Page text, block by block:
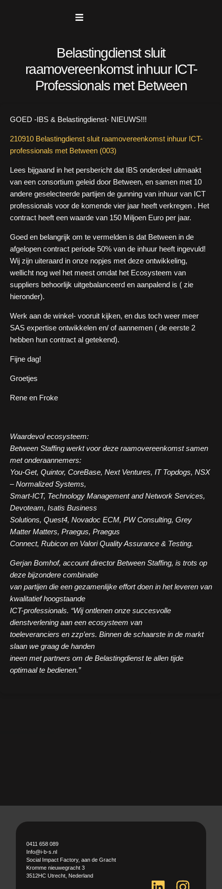
Belastingdienst sluit
raamovereenkomst inhuur ICT-
Professionals met Between
GOED -IBS & Belastingdienst- NIEUWS!!!
210910 Belastingdienst sluit raamovereenkomst inhuur ICT-
professionals met Between (003)
Lees bijgaand in het persbericht dat IBS onderdeel uitmaakt
van een consortium geleid door Between, en samen met 10
andere geselecteerde partijen de gunning van inhuur van ICT
professionals voor de komende vier jaar heeft verkregen . Het
contract heeft een waarde van 150 Miljoen Euro per jaar.
Goed en belangrijk om te vermelden is dat Between in de
afgelopen contract periode 50% van de inhuur heeft ingevuld!
Wij zijn uiteraard in onze nopjes met deze ontwikkeling,
wellicht nog wel het meest omdat het Ecosysteem van
suppliers behoorlijk uitgebalanceerd en aanpalend is ( zie
hieronder).
Werk aan de winkel- vooruit kijken, en dus toch weer meer
SAS expertise ontwikkelen en/ of aannemen ( de eerste 2
hebben hun contract al getekend).
Fijne dag!
Groetjes
Rene en Froke
Waardevol ecosysteem:
Between Staffing werkt voor deze raamovereenkomst samen
met onderaannemers:
You-Get, Quintor, CoreBase, Next Ventures, IT Topdogs, NSX
– Normalized Systems,
Smart-ICT, Technology Management and Network Services,
Devoteam, Isatis Business
Solutions, Quest4, Novadoc ECM, PW Consulting, Grey
Matter Matters, Praegus, Praegus
Connect, Rubicon en Valori Quality Assurance & Testing.
Gerjan Bomhof, account director Between Staffing, is trots op
deze bijzondere combinatie
van partijen die een gezamenlijke effort doen in het leveren van
kwalitatief hoogstaande
ICT-professionals. “Wij ontlenen onze succesvolle
dienstverlening aan een ecosysteem van
toeleveranciers en zzp’ers. Binnen de schaarste in de markt
slaan we graag de handen
ineen met partners om de Belastingdienst te allen tijde
optimaal te bedienen.”
0411 658 089
Info@i-b-s.nl
Social Impact Factory, aan de Gracht
Kromme nieuwegracht 3
3512HC Utrecht, Nederland